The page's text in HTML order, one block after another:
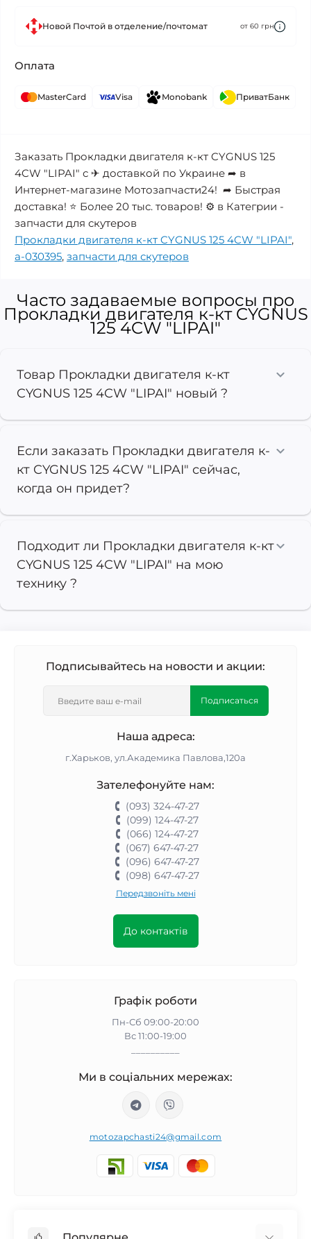
Новой Почтой в отделение/почтомат от 60 грн
Оплата
MasterCard Visa Monobank ПриватБанк
Заказать Прокладки двигателя к-кт CYGNUS 125
4CW "LIPAI" с ✈ доставкой по Украине ➦ в
Интернет-магазине Мотозапчасти24! ➦ Быстрая
доставка! ⭐ Более 20 тыс. товаров! ⚙️ в Категрии -
запчасти для скутеров
Прокладки двигателя к-кт CYGNUS 125 4CW "LIPAI",
a-030395, запчасти для скутеров
Часто задаваемые вопросы про
Прокладки двигателя к-кт CYGNUS
125 4CW "LIPAI"
Товар Прокладки двигателя к-кт
CYGNUS 125 4CW "LIPAI" новый ?
Если заказать Прокладки двигателя к-
кт CYGNUS 125 4CW "LIPAI" сейчас,
когда он придет?
Подходит ли Прокладки двигателя к-кт
CYGNUS 125 4CW "LIPAI" на мою
технику ?
Подписывайтесь на новости и акции:
Подписаться
Наша адреса:
г.Харьков, ул.Академика Павлова,120а
Зателефонуйте нам:
(093) 324-47-27
(099) 124-47-27
(066) 124-47-27
(067) 647-47-27
(096) 647-47-27
(098) 647-47-27
Передзвоніть мені
До контактів
Графік роботи
Пн-Сб 09:00-20:00
Вс 11:00-19:00
Ми в соціальних мережах:
motozapchasti24@gmail.com